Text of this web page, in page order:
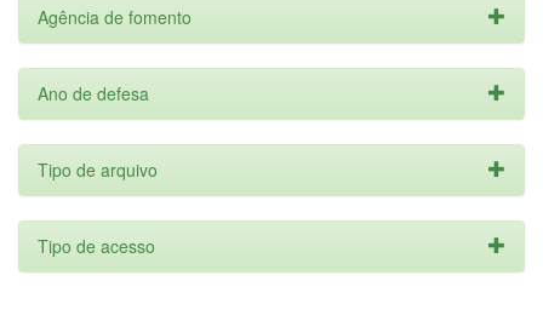
Agência de fomento
Ano de defesa
Tipo de arquivo
Tipo de acesso